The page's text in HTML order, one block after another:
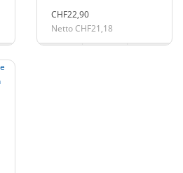
CHF22,90
Netto CHF21,18